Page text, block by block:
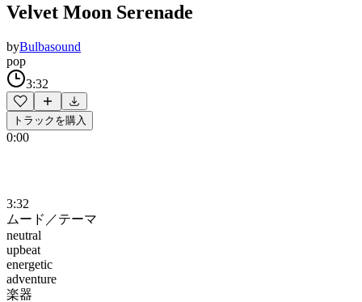
Velvet Moon Serenade
byBulbasound
pop
3:32
トラックを購入
0:00
3:32
ムード／テーマ
neutral
upbeat
energetic
adventure
楽器